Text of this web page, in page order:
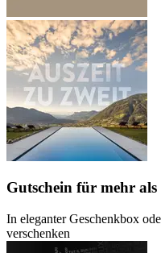
Gutschein für mehr als
In eleganter Geschenkbox
verschenken